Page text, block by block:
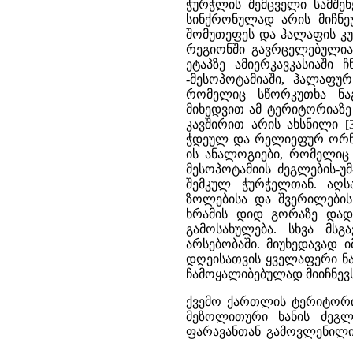
ჭურჭლის შემცველი
სინქრონულად არის
შომუთეფეს და ჰალაფის
რეგიონში
ეტაპზე
-მესოპოტამიაში,
რომელიც სწორკუთხა
მიხედვით ამ
კავშირით არის ახსნილი
ჭდეულ და რელიეფურ
ის ანალოგიები, რომელიც
მესოპოტამიის
შემკულ ჭურჭელთან.
ზოლებისა და
ხრამის დიდ გორაზე
გამოსახულება. სხვა
არსებობაში. მიუხედავად
დღეისათვის ყველაფერი
ჩამოყალიბებულად
ქვემო ქართლის
მეზოლითური ხანის
ფარავანთან